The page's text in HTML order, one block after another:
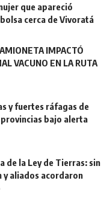
que apareció
cerca de Vivoratá
IMPACTÓ
VACUNO EN LA RUTA
y fuertes ráfagas de
bajo alerta
de la Ley de Tierras: sin
y aliados acordaron